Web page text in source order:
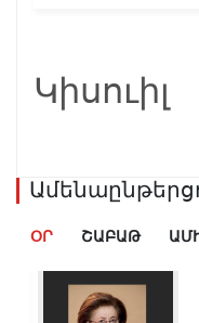
Կիսուիլ
ՕՐ ՇԱԲԱԹ